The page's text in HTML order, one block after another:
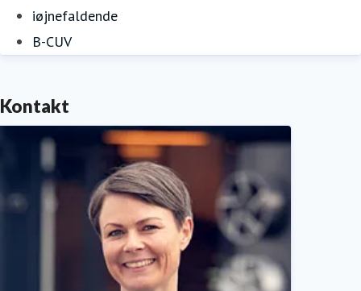
iøjnefaldende
B-CUV
Kontakt